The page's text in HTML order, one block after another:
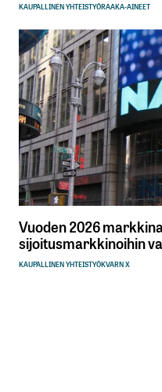
KAUPALLINEN YHTEISTYÖRAAKA-AINEET
Vuoden 2026
sijoitusmarkkinoihin
KAUPALLINEN YHTEISTYÖKVARN X